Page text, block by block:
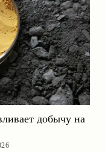
добычу на